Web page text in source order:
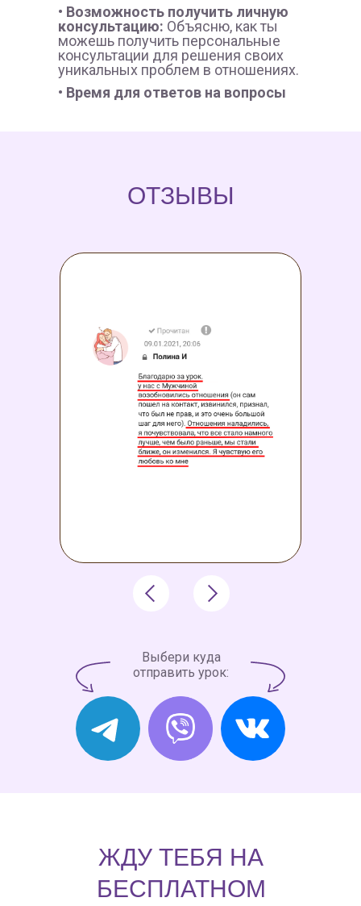
• Время для ответов на вопросы
• Возможность получить личную
консультацию: Объясню, как ты
можешь получить персональные
консультации для решения своих
уникальных проблем в отношениях.
ОТЗЫВЫ
Выбери куда
отправить урок:
ЖДУ ТЕБЯ НА
БЕСПЛАТНОМ